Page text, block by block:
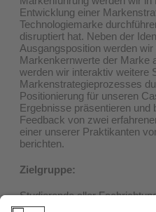
Entwicklung einer
Technologiemarke
disruptiert hat. Neben der
Ausgangsposition werden
Markenkernwerte der Marke
werden wir interaktiv weitere
Markenstrategieprozesses
Positionierung für unseren
Ergebnisse präsentieren und
Feedback von zwei
einer unserer Praktikanten
berichten.
Zielgruppe:
Studierende aller